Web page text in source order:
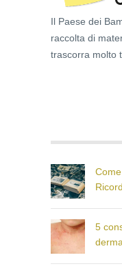
Il Paese dei
raccolta di
trascorra molto
5